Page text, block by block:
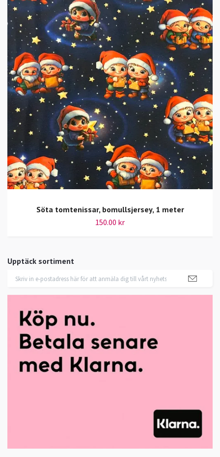
Upptäck sortiment
Söta tomtenissar, bomullsjersey, 1 meter
150.00 kr